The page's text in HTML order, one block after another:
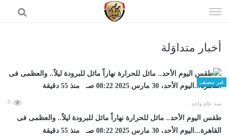
الى
أخبار متداوَلة
غير مصنف
منذ عام واحد 0
طقس اليوم الأحد.. مائل للحرارة نهاراً مائل للبرودة ليلاً.. والعظمى فى
القاهرة...اليوم الأحد، 30 مارس 2025 08:22 صـ منذ 55 دقيقة